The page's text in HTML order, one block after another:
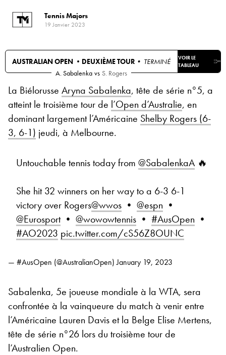
Tennis Majors
19 Janvier 2023
AUSTRALIAN OPEN • DEUXIÈME TOUR • TERMINÉ
VOIR LE
TABLEAU
A. Sabalenka vs S. Rogers
La Biélorusse Aryna Sabalenka, tête de série n°5, a
atteint le troisième tour de l’Open d’Australie, en
dominant largement l’Américaine Shelby Rogers (6-
3, 6-1) jeudi, à Melbourne.
Untouchable tennis today from @SabalenkaA 🔥
She hit 32 winners on her way to a 6-3 6-1
victory over Rogers@wwos • @espn •
@Eurosport• @wowowtennis • #AusOpen •
#AO2023 pic.twitter.com/cS56Z8OUNC
— #AusOpen (@AustralianOpen)January 19, 2023
Sabalenka, 5e joueuse mondiale à la WTA, sera
confrontée à la vainqueure du match à venir entre
l’Américaine Lauren Davis et la Belge Elise Mertens,
tête de série n°26 lors du troisième tour de
l’Australien Open.